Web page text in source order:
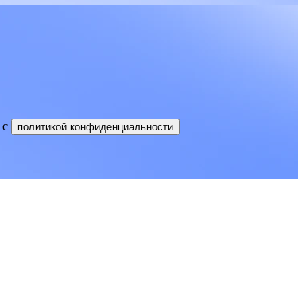
c
политикой конфиденциальности